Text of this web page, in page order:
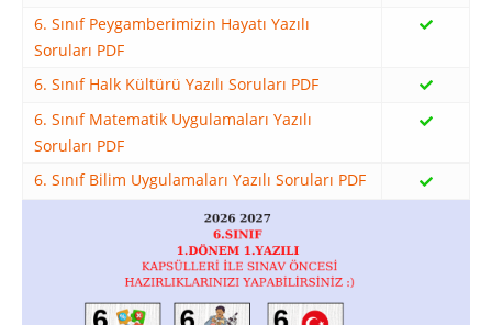
6. Sınıf Peygamberimizin Hayatı Yazılı
Soruları PDF
6. Sınıf Halk Kültürü Yazılı Soruları PDF
6. Sınıf Matematik Uygulamaları Yazılı
Soruları PDF
6. Sınıf Bilim Uygulamaları Yazılı Soruları PDF